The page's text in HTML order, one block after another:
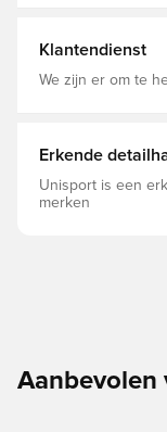
Klantendienst
We zijn er om te
Erkende
Unisport is een
merken
Aanbevolen